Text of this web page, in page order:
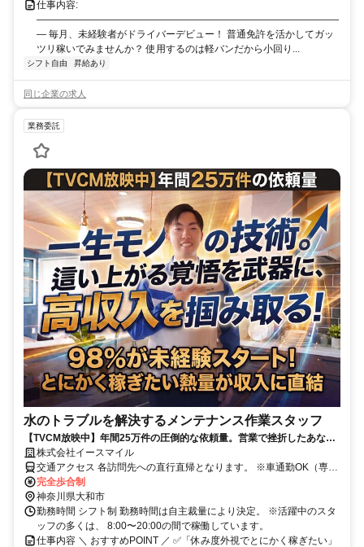
仕事内容:
―――――――――――――――――――――――――――――――
― 毎月、未経験者がドライバーデビュー！ 普通免許を活かしてガッ
ツリ稼いでみませんか？ 使用するのは軽バンだから小回り...
シフト自由 昇給あり
同じ企業の求人
業務委託
水のトラブルを解決するメンテナンス作業スタッフ
【TVCM放映中】年間25万件の圧倒的な依頼量。営業で挫折したあなた
へ、「一生モノの技術」と「這い上がる覚悟」を武器に、高収入を掴み
取る。
株式会社イースマイル
交通アクセス 各訪問先への直行直帰となります。 ※車通勤OK（専用
車の無償貸与あり） ※交通費全額支給（ガソリン代、高速代・パー
キング代は全額会社負担）
完全歩合制
神奈川県大和市
勤務時間 シフト制 勤務時間は自主裁量により決定。 ※活躍中のスタ
ッフの多くは、 8:00〜20:00の間で稼働しています。
仕事内容 ＼ おすすめPOINT ／ ✅「休み度外視でとにかく稼ぎたい」